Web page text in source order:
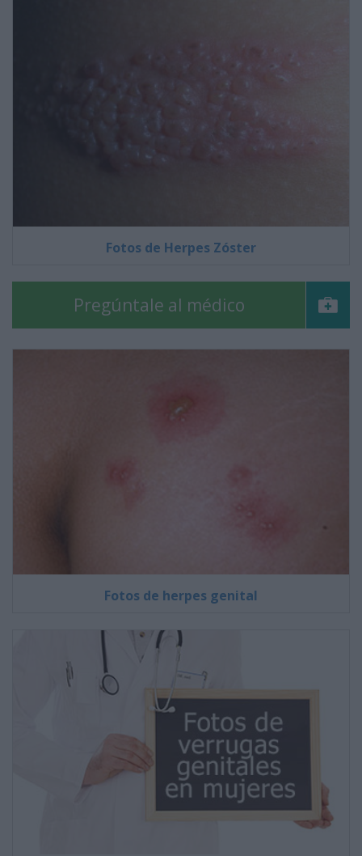
Fotos de Herpes Zóster
Pregúntale al médico
Fotos de herpes genital